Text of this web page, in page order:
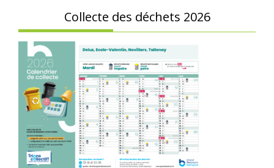
Collecte des déchets 2026